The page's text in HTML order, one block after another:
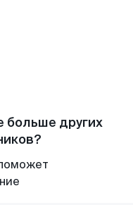
больше других